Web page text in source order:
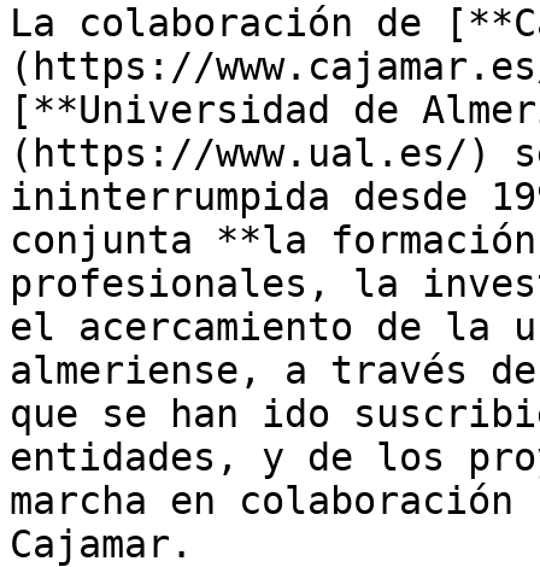
La colaboración de
(https://
[**Universidad de
(https://www.ual.es/)
ininterrumpida desde
conjunta **la
profesionales, la
el acercamiento de la
almeriense, a través
que se han ido
entidades, y de los
marcha en colaboración
Cajamar.